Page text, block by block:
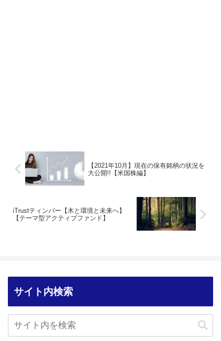
【2021年10月】現在の保有銘柄の状況を
大公開!!【米国株編】
iTrustティンバー【木と環境と未来へ】
【テーマ型アクティブファンド】
サイト内検索